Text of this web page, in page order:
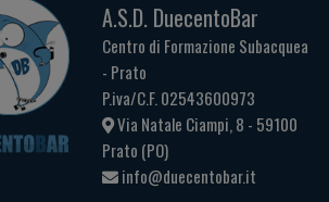
A.S.D. DuecentoBar
Centro di Formazione Subacquea
- Prato
P.iva/C.F. 02543600973
Via Natale Ciampi, 8 - 59100
Prato (PO)
info@duecentobar.it